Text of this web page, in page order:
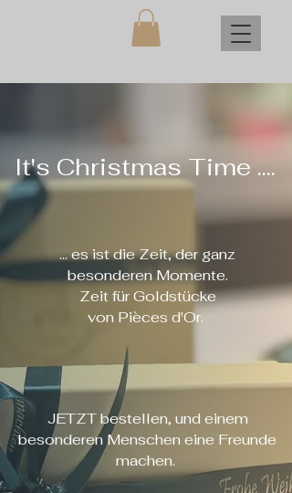
It's Christmas Time ....
... es ist die Zeit, der ganz
besonderen Momente.
Zeit für Goldstücke
von Pièces d'Or.
​JETZT bestellen, und einem
besonderen Menschen eine Freunde
machen.